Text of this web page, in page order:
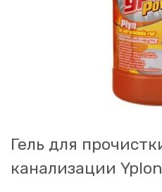
Гель для
канализации